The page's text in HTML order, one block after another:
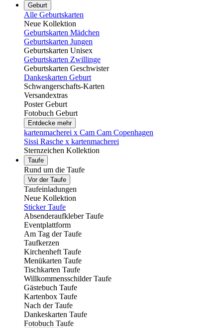
Geburt
Alle Geburtskarten
Neue Kollektion
Geburtskarten Mädchen
Geburtskarten Jungen
Geburtskarten Unisex
Geburtskarten Zwillinge
Geburtskarten Geschwister
Dankeskarten Geburt
Schwangerschafts-Karten
Versandextras
Poster Geburt
Fotobuch Geburt
Entdecke mehr
kartenmacherei x Cam Cam Copenhagen
Sissi Rasche x kartenmacherei
Sternzeichen Kollektion
Taufe
Rund um die Taufe
Vor der Taufe
Taufeinladungen
Neue Kollektion
Sticker Taufe
Absenderaufkleber Taufe
Eventplattform
Am Tag der Taufe
Taufkerzen
Kirchenheft Taufe
Menükarten Taufe
Tischkarten Taufe
Willkommensschilder Taufe
Gästebuch Taufe
Kartenbox Taufe
Nach der Taufe
Dankeskarten Taufe
Fotobuch Taufe